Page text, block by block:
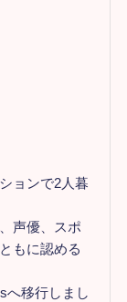
ョンで2人暮
声優、スポ
もに認める
へ移行しまし